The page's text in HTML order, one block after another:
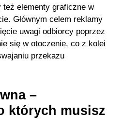
też elementy graficzne w
Głównym celem reklamy
uwagi odbiorcy poprzez
się w otoczenie, co z kolei
przekazu
–
których musisz